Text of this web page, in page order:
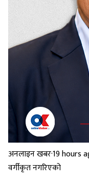
अनलाइन खबर·19 hours
वर्गीकृत नगरिएको